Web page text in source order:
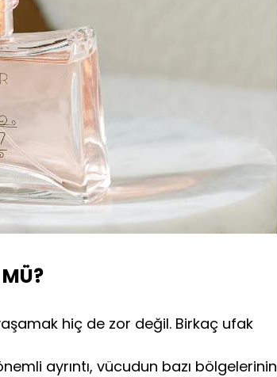
hiç de zor değil. Birkaç ufak
ayrıntı, vücudun bazı bölgelerinin